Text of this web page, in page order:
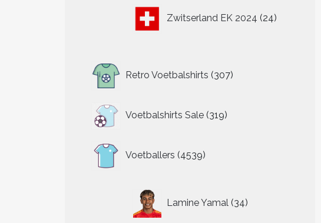
Zwitserland EK 2024 24
producten
Retro Voetbalshirts 307
producten
Voetbalshirts Sale 319
319
producten
Voetballers 4539
producten
Lamine Yamal 34
producten